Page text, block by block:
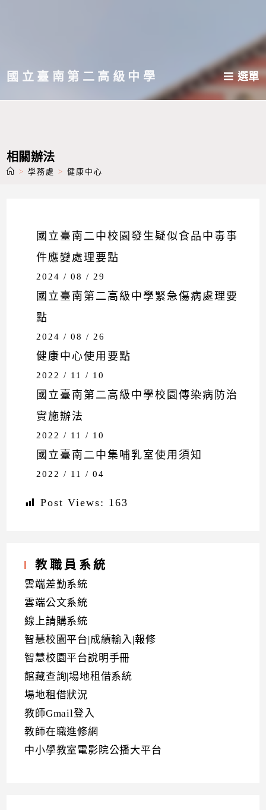
主國立臺南第二高級中學 選單
相關辦法
> 學務處 > 健康中心
國立臺南二中校園發生疑似食品中毒事
件應變處理要點
2024 / 08 / 29
國立臺南第二高級中學緊急傷病處理要
點
2024 / 08 / 26
健康中心使用要點
2022 / 11 / 10
國立臺南第二高級中學校園傳染病防治
實施辦法
2022 / 11 / 10
國立臺南二中集哺乳室使用須知
2022 / 11 / 04
Post Views: 163
教職員系統
雲端差勤系統
雲端公文系統
線上請購系統
智慧校園平台|成績輸入|報修
智慧校園平台說明手冊
館藏查詢|場地租借系統
場地租借狀況
教師Gmail登入
教師在職進修網
中小學教室電影院公播大平台